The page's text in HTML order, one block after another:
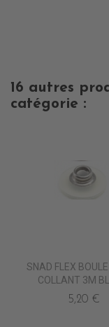
16 autres
catégorie :
SNAD FLEX
COLLANT 3M
5,20 €